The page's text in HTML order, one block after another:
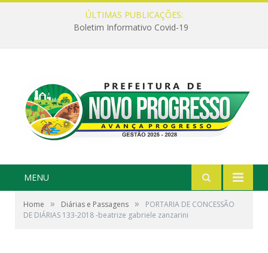
ÚLTIMAS PUBLICAÇÕES:
Boletim Informativo Covid-19
MENU
Home » Diárias e Passagens »
PORTARIA DE CONCESSÃO
DE DIÁRIAS 133-2018 -beatrize gabriele zanzarini